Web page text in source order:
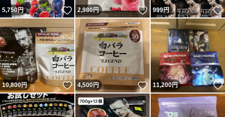
5,750円 いいね！
2,980円 いいね！
999円
10,800円 いいね！
4,500円 いいね！
11,200円